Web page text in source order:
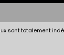
sont totalement